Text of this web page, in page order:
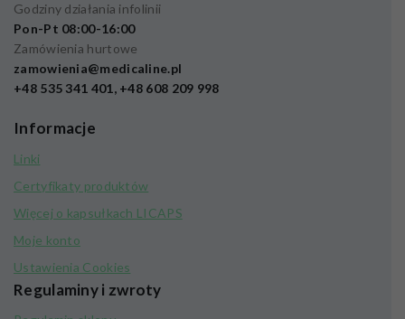
Godziny działania infolinii
Pon-Pt 08:00-16:00
Zamówienia hurtowe
zamowienia@medicaline.pl
+48 535 341 401, +48 608 209 998
Informacje
Linki
Certyfikaty produktów
Więcej o kapsułkach LICAPS
Moje konto
Ustawienia Cookies
Regulaminy i zwroty